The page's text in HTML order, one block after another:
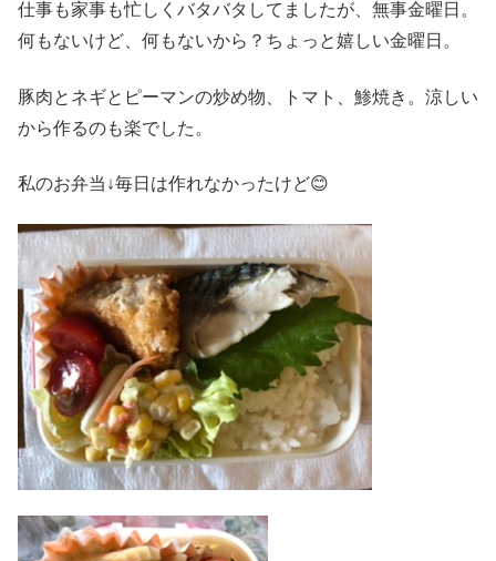
仕事も家事も忙しくバタバタしてましたが、無事金曜日。
何もないけど、何もないから？ちょっと嬉しい金曜日。
豚肉とネギとピーマンの炒め物、トマト、鯵焼き。涼しい
から作るのも楽でした。
私のお弁当↓毎日は作れなかったけど😊